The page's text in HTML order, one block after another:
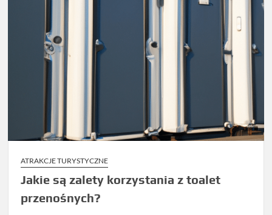
ATRAKCJE TURYSTYCZNE
Jakie są zalety korzystania z toalet
przenośnych?